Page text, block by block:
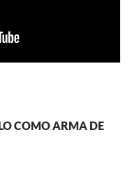
COMO ARMA DE